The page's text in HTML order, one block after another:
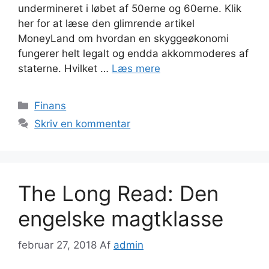
undermineret i løbet af 50erne og 60erne. Klik
her for at læse den glimrende artikel
MoneyLand om hvordan en skyggeøkonomi
fungerer helt legalt og endda akkommoderes af
staterne. Hvilket … Læs mere
Kategorier
Finans
Skriv en kommentar
The Long Read: Den
engelske magtklasse
februar 27, 2018 Af admin